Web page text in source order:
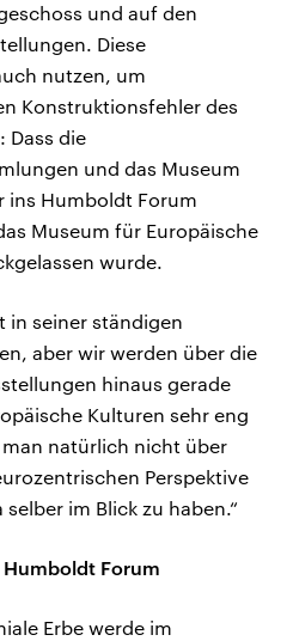
und auf den
Diese
nutzen, um
Konstruktionsfehler des
Dass die
und das Museum
ins Humboldt Forum
Museum für Europäische
wurde.
in seiner ständigen
aber wir werden über die
hinaus gerade
Kulturen sehr eng
natürlich nicht über
Perspektive
im Blick zu haben.“
Forum
Erbe werde im